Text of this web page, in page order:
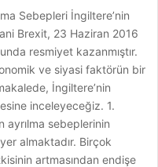
Sebepleri İngiltere’nin
Brexit, 23 Haziran 2016
resmiyet kazanmıştır.
ve siyasi faktörün bir
İngiltere’nin
inceleyeceğiz. 1.
ayrılma sebeplerinin
almaktadır. Birçok
artmasından endişe